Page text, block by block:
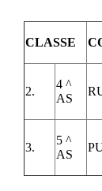
CLASSE
2.
4 ^
AS
3.
5 ^
AS